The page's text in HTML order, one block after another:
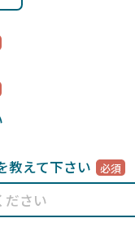
教えて下さい